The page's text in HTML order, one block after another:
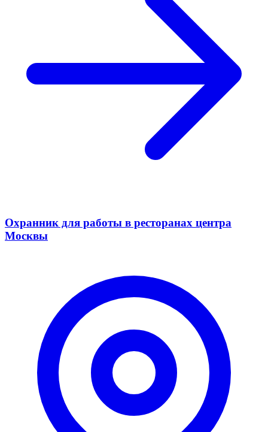
Охранник для работы в ресторанах центра
Москвы